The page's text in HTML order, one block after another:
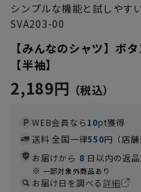
シンプルな機能と試しやす
SVA203-00
【みんなのシャツ】ボ
【半袖】
2,189円
WEB会員なら10pt獲得
送料 全国一律550円（店
お届けから 8 日以内の返
一部対象外商品あり
お届け日を調べる詳細